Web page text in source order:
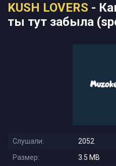
KUSH LOVERS -
ты тут забыла
Слушали:
2052
Размер:
3.5 MB